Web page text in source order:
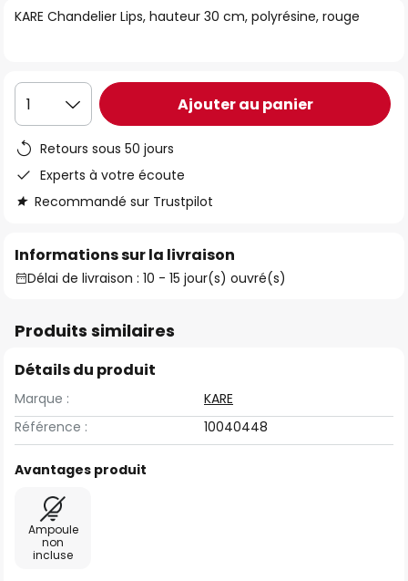
of
gallery
KARE Chandelier Lips, hauteur 30 cm, polyrésine, rouge
1 Ajouter au panier
Retours sous 50 jours
Experts à votre écoute
Recommandé sur Trustpilot
Informations sur la livraison
Délai de livraison : 10 - 15 jour(s) ouvré(s)
Produits similaires
Détails du produit
Marque :
KARE
Référence :
10040448
Avantages produit
Ampoule
non
incluse